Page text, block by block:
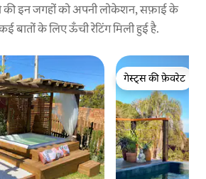
की इन जगहों को अपनी लोकेशन, सफ़ाई के
बातों के लिए ऊँची रेटिंग मिली हुई है.
गेस्ट्स की फ़ेवरेट
गेस्ट्स की फ़ेवरेट